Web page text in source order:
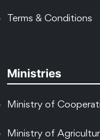
Terms & Conditions
Ministries
Ministry of
Ministry of